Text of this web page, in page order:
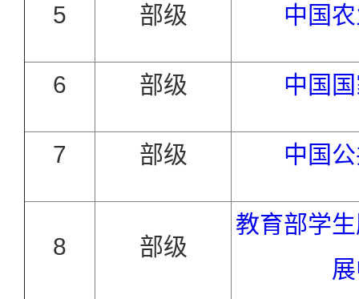
5 部级 中国
6 部级 中国
7 部级 中国
8 部级
教育部学